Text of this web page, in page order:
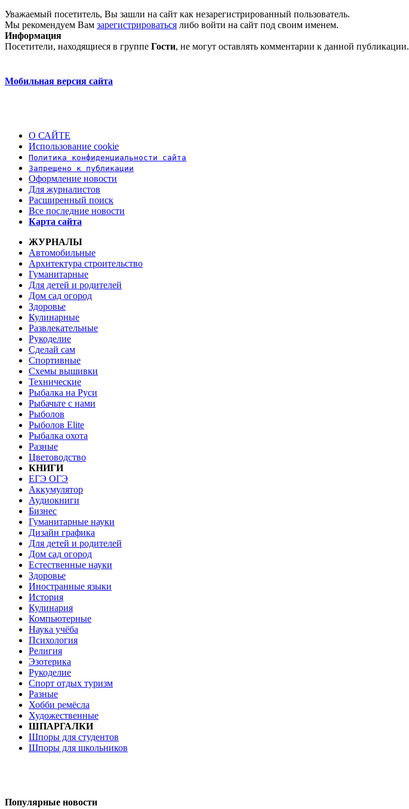
Уважаемый посетитель, Вы зашли на сайт как незарегистрированный пользователь.
Мы рекомендуем Вам зарегистрироваться либо войти на сайт под своим именем.
Информация
Посетители, находящиеся в группе Гости, не могут оставлять комментарии к данной публикации.
Мобильная версия сайта
О САЙТЕ
Использование cookie
Политика конфиденциальности сайта
Запрещено к публикации
Оформление новости
Для журналистов
Расширенный поиск
Все последние новости
Карта сайта
ЖУРНАЛЫ
Автомобильные
Архитектура строительство
Гуманитарные
Для детей и родителей
Дом сад огород
Здоровье
Кулинарные
Развлекательные
Рукоделие
Сделай сам
Спортивные
Схемы вышивки
Технические
Рыбалка на Руси
Рыбачьте с нами
Рыболов
Рыболов Elite
Рыбалка охота
Разные
Цветоводство
КНИГИ
ЕГЭ ОГЭ
Аккумулятор
Аудиокниги
Бизнес
Гуманитарные науки
Дизайн графика
Для детей и родителей
Дом сад огород
Естественные науки
Здоровье
Иностранные языки
История
Кулинария
Компьютерные
Наука учёба
Психология
Религия
Эзотерика
Рукоделие
Спорт отдых туризм
Разные
Хобби ремёсла
Художественные
ШПАРГАЛКИ
Шпоры для студентов
Шпоры для школьников
Популярные новости